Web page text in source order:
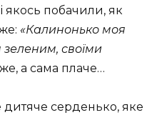
якось побачили, як
«Калинонько моя
своїми
а сама плаче…
дитяче серденько, яке